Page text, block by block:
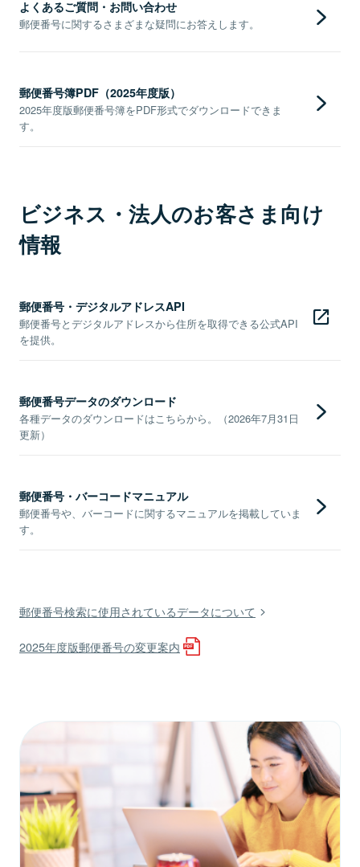
よくあるご質問・お問い合わせ
郵便番号に関するさまざまな疑問にお答えします。
郵便番号簿PDF（2025年度版）
2025年度版郵便番号簿をPDF形式でダウンロードできま
す。
ビジネス・法人のお客さま向け
情報
郵便番号・デジタルアドレスAPI
郵便番号とデジタルアドレスから住所を取得できる公式API
を提供。
郵便番号データのダウンロード
各種データのダウンロードはこちらから。（2026年7月31日
更新）
郵便番号・バーコードマニュアル
郵便番号や、バーコードに関するマニュアルを掲載していま
す。
郵便番号検索に使用されているデータについて
2025年度版郵便番号の変更案内